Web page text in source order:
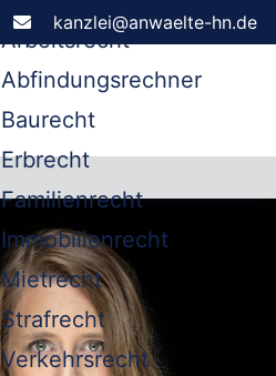
kanzlei@anwaelte-hn.de
Arbeitsrecht
Abfindungsrechner
Baurecht
Erbrecht
Familienrecht
Immobilienrecht
Mietrecht
Strafrecht
Verkehrsrecht